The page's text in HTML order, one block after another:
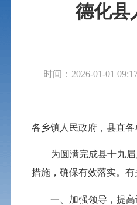
德化县
时间：2026-01-01
各乡镇人民政府，县直各
为圆满完成县十九届人
措施，确保有效落实。有
一、加强领导，提高认